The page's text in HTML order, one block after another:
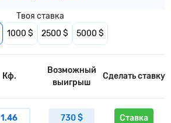
Твоя ставка
1000 $ 2500 $ 5000 $
Кф.
Возможный
выигрыш
Сделать ставку
1.46 730 $ Ставка